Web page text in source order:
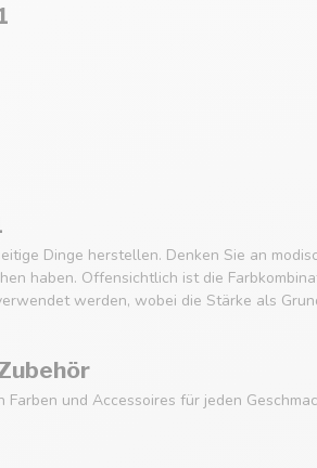
Dinge herstellen. Denken Sie an
haben. Offensichtlich ist die
werden, wobei die Stärke als
und Accessoires für jeden